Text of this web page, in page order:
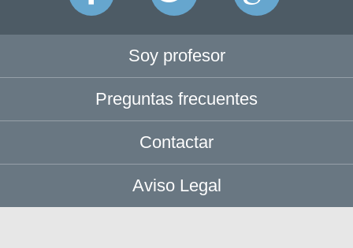
Soy profesor
Preguntas frecuentes
Contactar
Aviso Legal